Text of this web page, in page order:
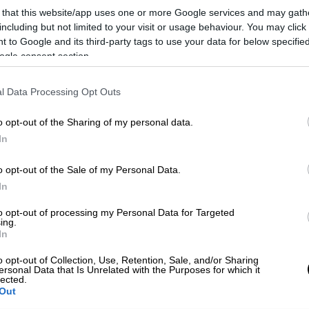
that this website/app uses one or more Google services and may
but not limited to your visit or usage behaviour. You may
to Google and its third-party tags to use your data for below
consent section.
Data Processing Opt Outs
opt-out of the Sharing of my personal data.
opt-out of the Sale of my Personal Data.
opt-out of processing my Personal Data for Targeted
opt-out of Collection, Use, Retention, Sale, and/or Sharing
Data that Is Unrelated with the Purposes for which it
Ελένης Ευθυμίου
Η νέα πολιτική κωμωδία της
Βαλέριας Δημητριάδου,
Με χιούμορ, σαρκασμό και έντονο
εξερευνά ζητήματα εξουσίας,